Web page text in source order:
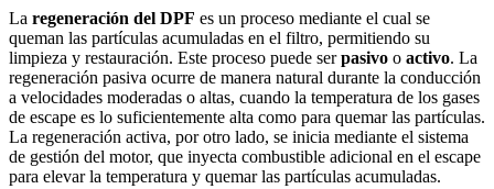
La regeneración del DPF es un proceso mediante el cual se
queman las partículas acumuladas en el filtro, permitiendo su
limpieza y restauración. Este proceso puede serpasivo o activo. La
regeneración pasiva ocurre de manera natural durante la conducción
a velocidades moderadas o altas, cuando la temperatura de los gases
de escape es lo suficientemente alta como para quemar las partículas.
La regeneración activa, por otro lado, se inicia mediante el sistema
de gestión del motor, que inyecta combustible adicional en el escape
para elevar la temperatura y quemar las partículas acumuladas.